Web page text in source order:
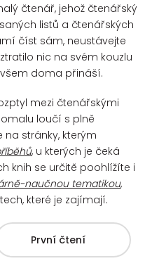
čtenář, jehož čtenářský
listů a čtenářských
číst sám, neustávejte
nic na svém kouzlu
doma přináší.
mezi čtenářskými
loučí s plně
stránky, kterým
, u kterých je čeká
knih se určitě poohlížíte i
naučnou tematikou,
které je zajímají.
První čtení